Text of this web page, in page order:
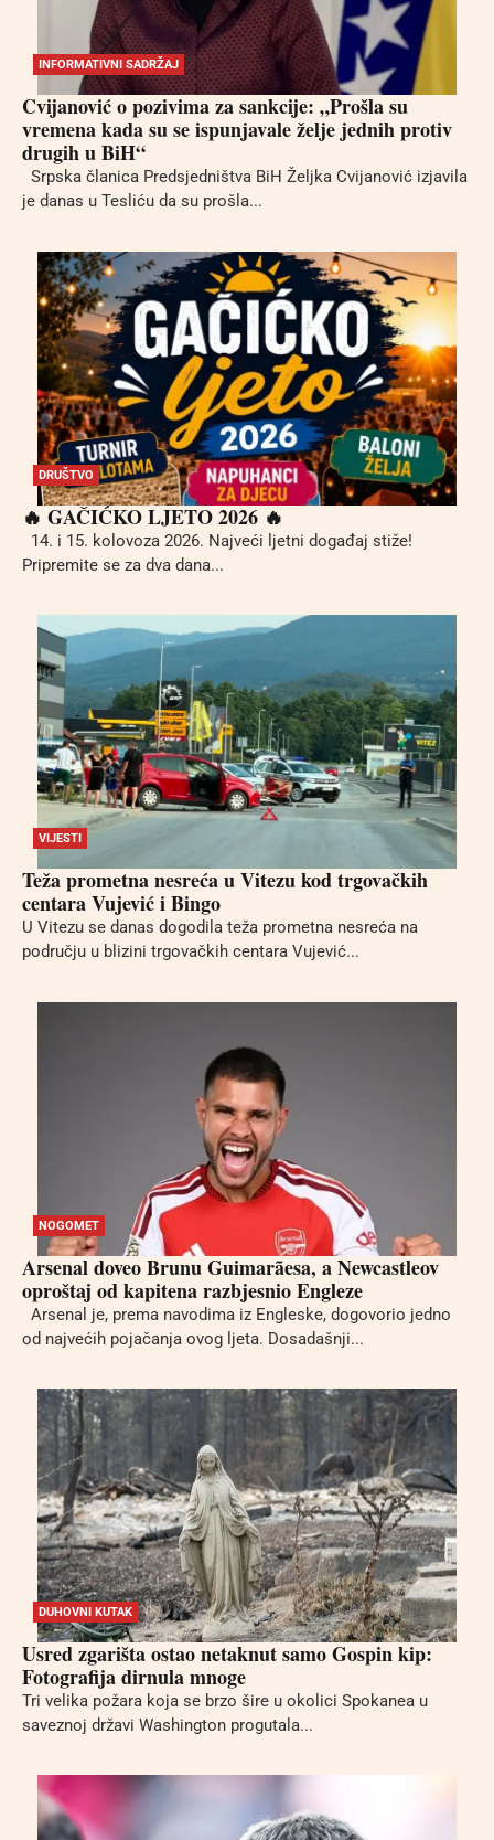
INFORMATIVNI SADRŽAJ
Cvijanović o pozivima za sankcije: „Prošla su
vremena kada su se ispunjavale želje jednih protiv
drugih u BiH“
Srpska članica Predsjedništva BiH Željka Cvijanović izjavila
je danas u Tesliću da su prošla...
DRUŠTVO
🔥 GAČIĆKO LJETO 2026 🔥
14. i 15. kolovoza 2026. Najveći ljetni događaj stiže!
Pripremite se za dva dana...
VIJESTI
Teža prometna nesreća u Vitezu kod trgovačkih
centara Vujević i Bingo
U Vitezu se danas dogodila teža prometna nesreća na
području u blizini trgovačkih centara Vujević...
NOGOMET
Arsenal doveo Brunu Guimarãesa, a Newcastleov
oproštaj od kapitena razbjesnio Engleze
Arsenal je, prema navodima iz Engleske, dogovorio jedno
od najvećih pojačanja ovog ljeta. Dosadašnji...
DUHOVNI KUTAK
Usred zgarišta ostao netaknut samo Gospin kip:
Fotografija dirnula mnoge
Tri velika požara koja se brzo šire u okolici Spokanea u
saveznoj državi Washington progutala...